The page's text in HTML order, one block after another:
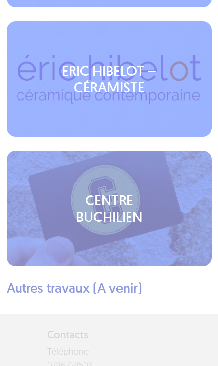
ERIC HIBELOT –
CÉRAMISTE
CENTRE
BUCHILIEN
Autres travaux (A venir)
Contacts
Téléphone